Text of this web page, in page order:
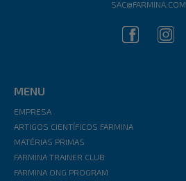
SAC@FARMINA.COM
MENU
EMPRESA
ARTIGOS CIENTÍFICOS FARMINA
MATÉRIAS PRIMAS
FARMINA TRAINER CLUB
FARMINA ONG PROGRAM